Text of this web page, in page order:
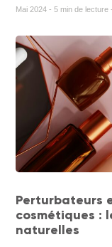
Mai 2024 - 5 min de lecture
Perturbateurs
cosmétiques :
naturelles